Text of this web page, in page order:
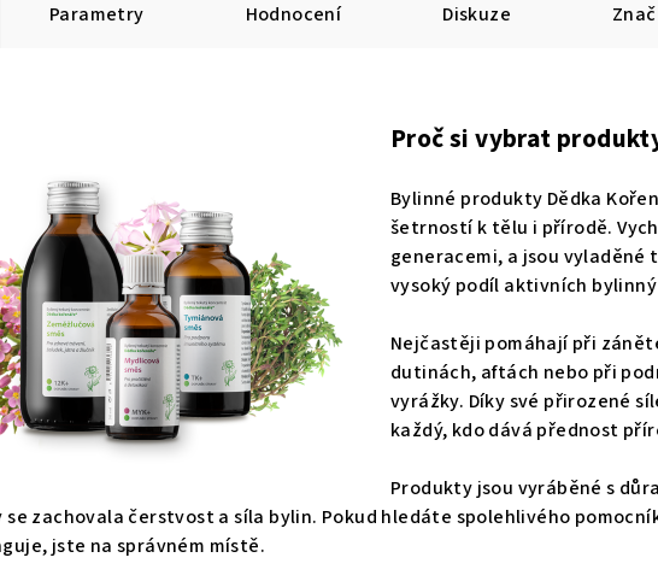
Parametry Hodnocení Diskuze
Proč si vybrat
Bylinné produkty Dědka
šetrností k tělu i přírodě.
generacemi, a jsou vyladěné
vysoký podíl aktivních
Nejčastěji pomáhají při
dutinách, aftách nebo při
vyrážky. Díky své přirozené
každý, kdo dává přednost
Produkty jsou vyráběné s
se zachovala čerstvost a síla bylin. Pokud hledáte spolehlivého
jste na správném místě.